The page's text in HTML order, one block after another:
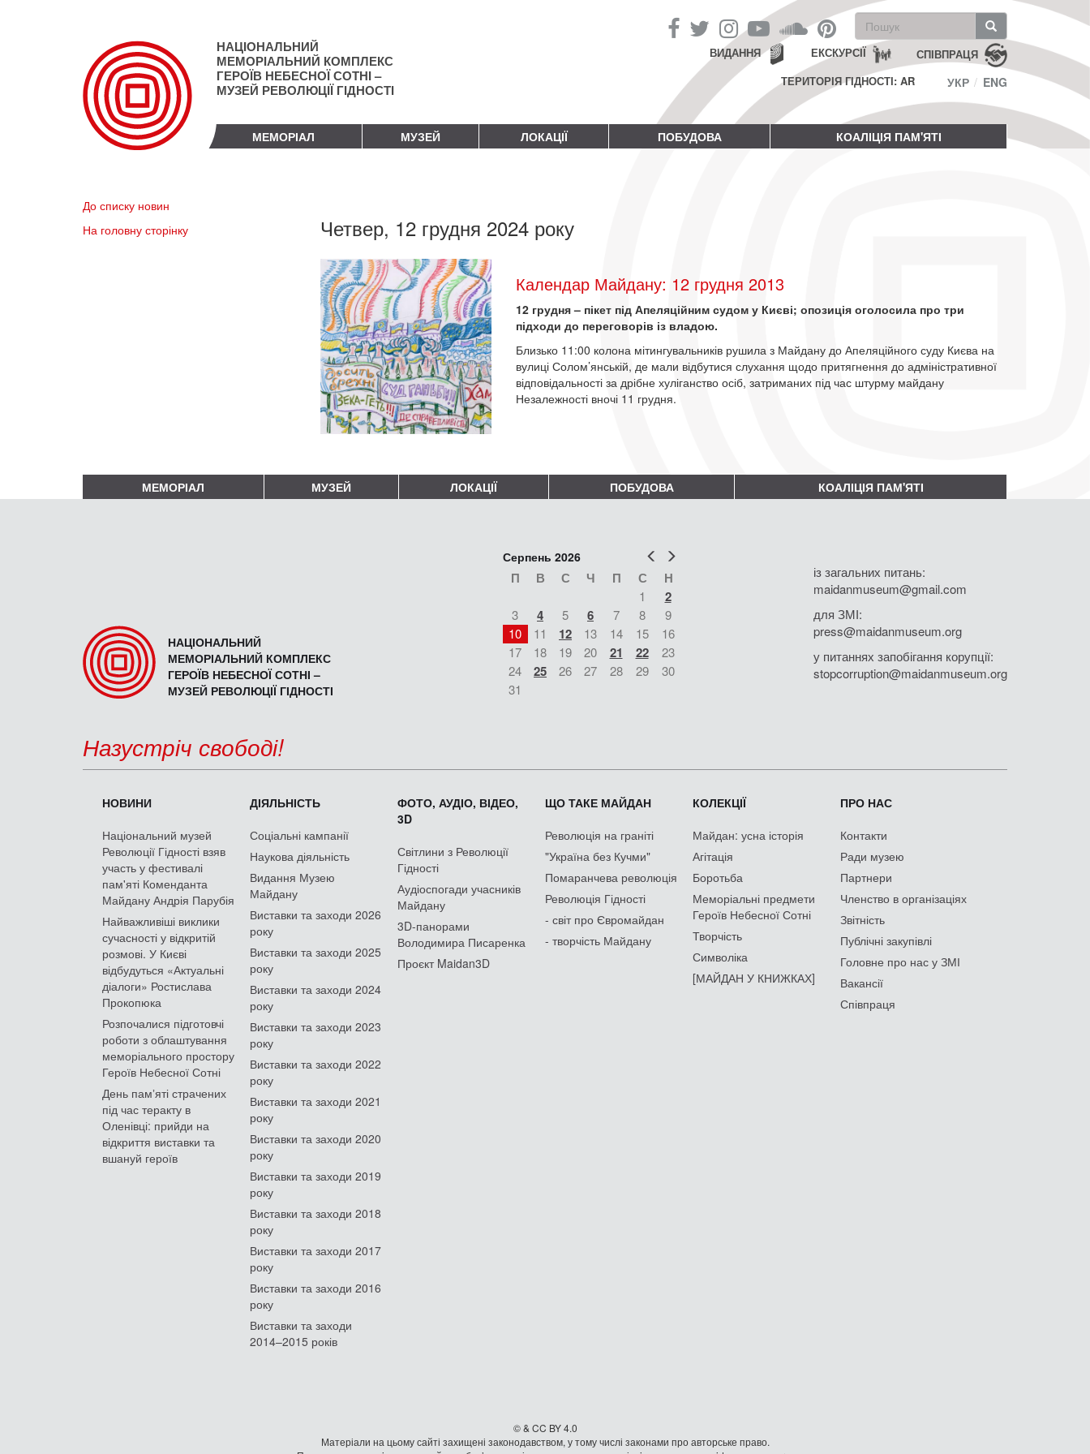
НАЦІОНАЛЬНИЙ
МЕМОРІАЛЬНИЙ КОМПЛЕКС
ГЕРОЇВ НЕБЕСНОЇ СОТНІ –
МУЗЕЙ РЕВОЛЮЦІЇ ГІДНОСТІ
Пошукова
форма
Пошук СПІВПРАЦЯ
ЕКСКУРСІЇ
ВИДАННЯ
ТЕРИТОРІЯ ГІДНОСТІ: AR
УКР ENG
МЕМОРІАЛ МУЗЕЙ ЛОКАЦІЇ ПОБУДОВА КОАЛІЦІЯ ПАМ'ЯТІ
До списку новин
На головну сторінку
Четвер, 12 грудня 2024 року
Календар Майдану: 12 грудня 2013
12 грудня – пікет під Апеляційним судом у Києві; опозиція оголосила про три
підходи до переговорів із владою.
Близько 11:00 колона мітингувальників рушила з Майдану до Апеляційного суду Києва на
вулиці Солом’янській, де мали відбутися слухання щодо притягнення до адміністративної
відповідальності за дрібне хуліганство осіб, затриманих під час штурму майдану
Незалежності вночі 11 грудня.
МЕМОРІАЛ МУЗЕЙ ЛОКАЦІЇ ПОБУДОВА КОАЛІЦІЯ ПАМ'ЯТІ
НАЦІОНАЛЬНИЙ
МЕМОРІАЛЬНИЙ КОМПЛЕКС
ГЕРОЇВ НЕБЕСНОЇ СОТНІ –
МУЗЕЙ РЕВОЛЮЦІЇ ГІДНОСТІ
Попер
Серпень 2026
П В С Ч П С Н
1 2
3 4 5 6 7 8
9
10
11 12 13 14 15
16
17
18 19 20 21 22
23
24
25 26 27 28 29
30
31
із загальних питань:
maidanmuseum@gmail.com
для ЗМІ:
press@maidanmuseum.org
у питаннях запобігання корупції:
stopcorruption@maidanmuseum.org
Назустріч свободі!
НОВИНИ
Національний музей
Революції Гідності взяв
участь у фестивалі
пам'яті Коменданта
Майдану Андрія Парубія
Найважливіші виклики
сучасності у відкритій
розмові. У Києві
відбудуться «Актуальні
діалоги» Ростислава
Прокопюка
Розпочалися підготовчі
роботи з облаштування
меморіального простору
Героїв Небесної Сотні
День памʼяті страчених
під час теракту в
Оленівці: прийди на
відкриття виставки та
вшануй героїв
ДІЯЛЬНІСТЬ
Соціальні кампанії
Наукова діяльність
Видання Музею
Майдану
Виставки та заходи 2026
року
Виставки та заходи 2025
року
Виставки та заходи 2024
року
Виставки та заходи 2023
року
Виставки та заходи 2022
року
Виставки та заходи 2021
року
Виставки та заходи 2020
року
Виставки та заходи 2019
року
Виставки та заходи 2018
року
Виставки та заходи 2017
року
Виставки та заходи 2016
року
Виставки та заходи
2014–2015 років
ФОТО, АУДІО, ВІДЕО,
3D
Світлини з Революції
Гідності
Аудіоспогади учасників
Майдану
3D-панорами
Володимира Писаренка
Проєкт Maidan3D
ЩО ТАКЕ МАЙДАН
Революція на граніті
"Україна без Кучми"
Помаранчева революція
Революція Гідності
- світ про Євромайдан
- творчість Майдану
КОЛЕКЦІЇ
Майдан: усна історія
Агітація
Боротьба
Меморіальні предмети
Героїв Небесної Сотні
Творчість
Символіка
[МАЙДАН У КНИЖКАХ]
ПРО НАС
Контакти
Ради музею
Партнери
Членство в організаціях
Звітність
Публічні закупівлі
Головне про нас у ЗМІ
Вакансії
Співпраця
© & CC BY 4.0
Матеріали на цьому сайті захищені законодавством, у тому числі законами про авторське право.